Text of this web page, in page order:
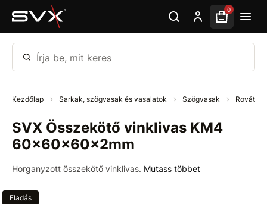
Ugrás az oldal fő részéhez 0
Írja be, mit keres
Kezdőlap Sarkak, szögvasak és vasalatok Szögvasak Rovátka
SVX Összekötő vinklivas KM4
60x60x60x2mm
Horganyzott összekötő vinklivas. Mutass többet
Eladás